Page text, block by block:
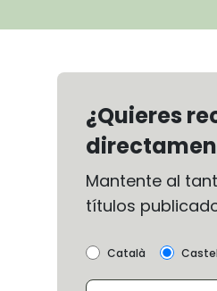
¿Quieres
Mantente al
títulos
Català